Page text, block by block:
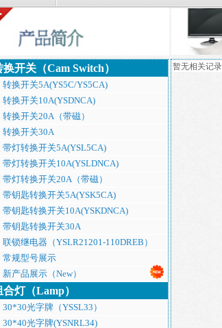
换开关（Cam Switch）
转换开关5A(YS5C/YS5CA)
转换开关10A(YSDNCA)
转换开关20A（带磁）
转换开关30A
带灯转换开关5A(YSL5CA)
带灯转换开关10A(YSLDNCA)
带灯转换开关20A（带磁）
带钥匙转换开关5A(YSK5CA)
带钥匙转换开关10A(YSKDNCA)
带钥匙转换开关30A
联锁继电器（YSLR21201-110DREB）
常规型号展示
新产品展示（New）
合灯（Lamp）
30*30光字牌（YSSL33）
30*40光字牌(YSNRL34)
暂无相关记录